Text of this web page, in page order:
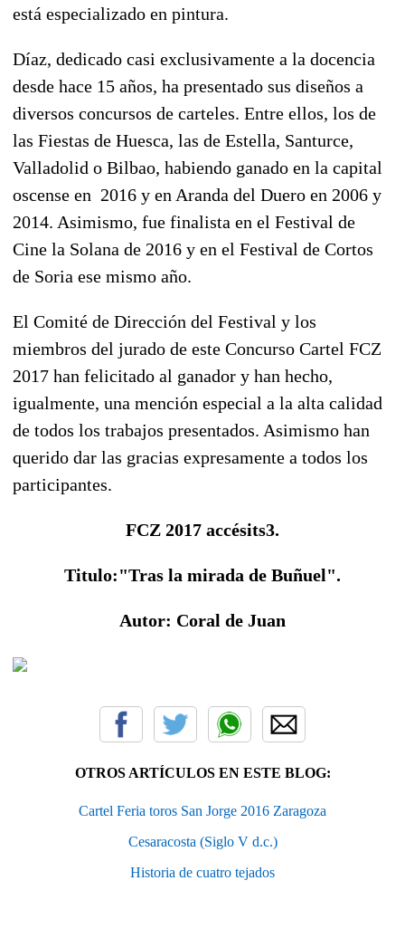
está especializado en pintura.
Díaz, dedicado casi exclusivamente a la docencia
desde hace 15 años, ha presentado sus diseños a
diversos concursos de carteles. Entre ellos, los de
las Fiestas de Huesca, las de Estella, Santurce,
Valladolid o Bilbao, habiendo ganado en la capital
oscense en 2016 y en Aranda del Duero en 2006 y
2014. Asimismo, fue finalista en el Festival de
Cine la Solana de 2016 y en el Festival de Cortos
de Soria ese mismo año.
El Comité de Dirección del Festival y los
miembros del jurado de este Concurso Cartel FCZ
2017 han felicitado al ganador y han hecho,
igualmente, una mención especial a la alta calidad
de todos los trabajos presentados. Asimismo han
querido dar las gracias expresamente a todos los
participantes.
FCZ 2017 accésits3.
Titulo:"Tras la mirada de Buñuel".
Autor: Coral de Juan
OTROS ARTÍCULOS EN ESTE BLOG:
Cartel Feria toros San Jorge 2016 Zaragoza
Cesaracosta (Siglo V d.c.)
Historia de cuatro tejados